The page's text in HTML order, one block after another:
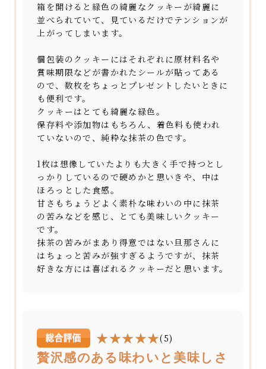
箱を開けると緑色の綺麗なクッキーが綺麗に
並べられていて、見ているだけでテンションが
上がってしまいます。
個包装のクッキーにはそれぞれに原材料名や
賞味期限などが書かれたシールが貼ってある
ので、数枚をちょっとプレゼントしたいときに
も便利です。
クッキーはとても綺麗な緑色。
保存料や添加物はもちろん、着色料も使われ
ていないので、純粋な抹茶の色です。
1枚は想像していたよりも大きく手で持つとし
っかりしているので硬めかと思いきや、中は
ほろっとした食感。
甘さもちょうどよく素朴な味わいの中に抹茶
の苦みなどを感じ、とても美味しいクッキー
です。
抹茶の苦みがまあり得意ではない旦那さんに
はちょっと苦みが強すぎるようですが、抹茶
好きな方には喜ばれるクッキーだと思います。
贅沢感のある味わいと美味しさ
(5)